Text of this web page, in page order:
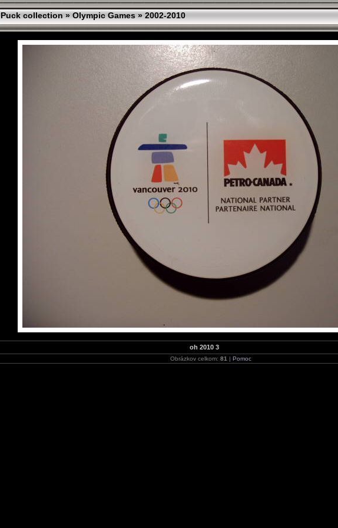
Puck collection » Olympic Games » 2002-2010
oh 2010 3
Obrázkov celkom: 81 | Pomoc